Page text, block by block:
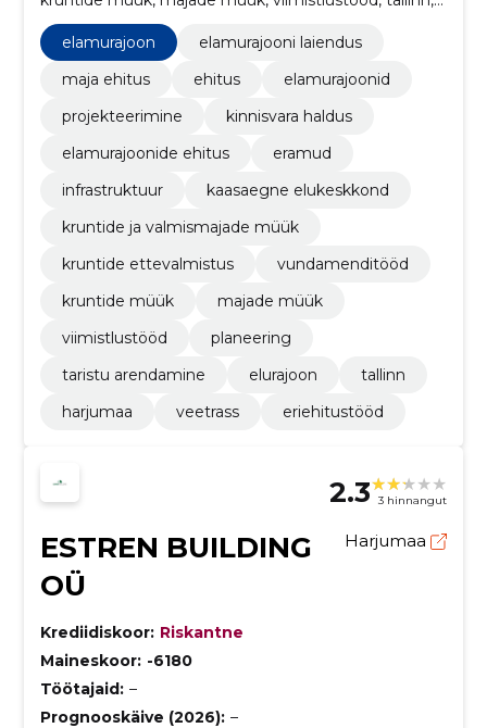
elamurajoon
elamurajooni laiendus
maja ehitus
ehitus
elamurajoonid
projekteerimine
kinnisvara haldus
elamurajoonide ehitus
eramud
infrastruktuur
kaasaegne elukeskkond
kruntide ja valmismajade müük
kruntide ettevalmistus
vundamenditööd
kruntide müük
majade müük
viimistlustööd
planeering
taristu arendamine
elurajoon
tallinn
harjumaa
veetrass eriehitustööd
2.3 3 hinnangut
ESTREN BUILDING
OÜ
Harjumaa
Krediidiskoor: Riskantne
Maineskoor: -6180
Töötajaid: –
Prognooskäive (2026): –